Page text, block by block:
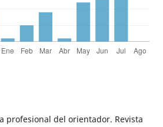
profesional del orientador. Revista